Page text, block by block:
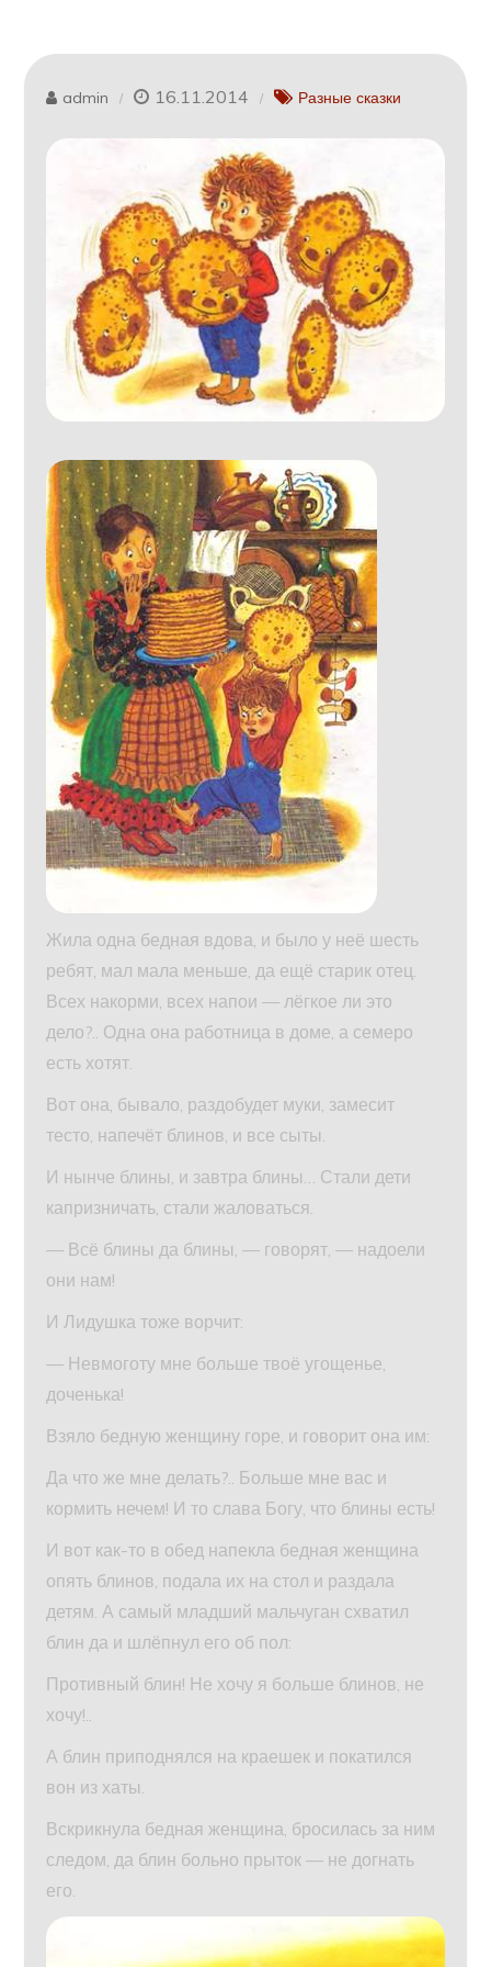
admin 16.11.2014 Разные сказки
Жила одна бедная вдова, и было у неё шесть
ребят, мал мала меньше, да ещё старик отец.
Всех накорми, всех напои — лёгкое ли это
дело?.. Одна она работница в доме, а семеро
есть хотят.
Вот она, бывало, раздобудет муки, замесит
тесто, напечёт блинов, и все сыты.
И нынче блины, и завтра блины… Стали дети
капризничать, стали жаловаться.
— Всё блины да блины, — говорят, — надоели
они нам!
И Лидушка тоже ворчит:
— Невмоготу мне больше твоё угощенье,
доченька!
Взяло бедную женщину горе, и говорит она им:
Да что же мне делать?.. Больше мне вас и
кормить нечем! И то слава Богу, что блины есть!
И вот как-то в обед напекла бедная женщина
опять блинов, подала их на стол и раздала
детям. А самый младший мальчуган схватил
блин да и шлёпнул его об пол:
Противный блин! Не хочу я больше блинов, не
хочу!..
А блин приподнялся на краешек и покатился
вон из хаты.
Вскрикнула бедная женщина, бросилась за ним
следом, да блин больно прыток — не догнать
его.